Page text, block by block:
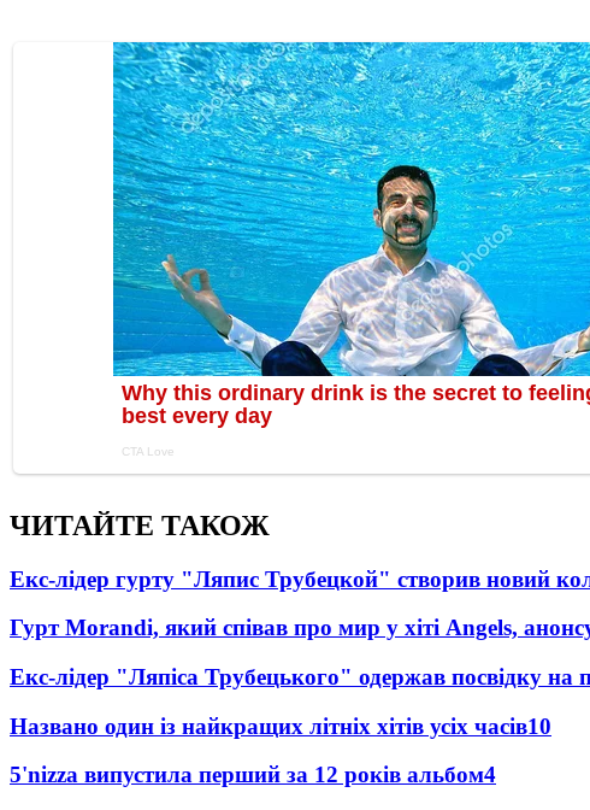
ЧИТАЙТЕ ТАКОЖ
Екс-лідер гурту "Ляпис Трубецкой" створив новий
Гурт Morandi, який співав про мир у хіті Angels,
Екс-лідер "Ляпіса Трубецького" одержав посвідку на
Названо один із найкращих літніх хітів усіх часів10
5'nizza випустила перший за 12 років альбом4